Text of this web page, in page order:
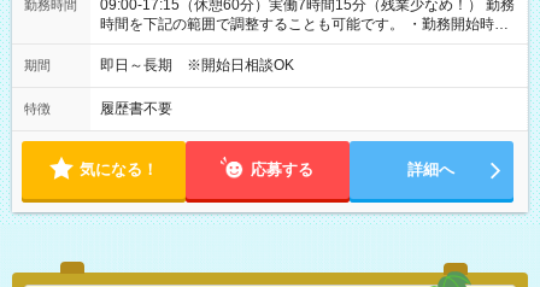
勤務時間
09:00-17:15（休憩60分）実働7時間15分（残業少なめ！） 勤務
時間を下記の範囲で調整することも可能です。 ・勤務開始時
間 09:00～10:00 ・勤務終了時間 16:00～17:15 ・実働
05:00～07:15
期間 即日～長期 ※開始日相談OK
特徴 履歴書不要
気になる！ 応募する 詳細へ